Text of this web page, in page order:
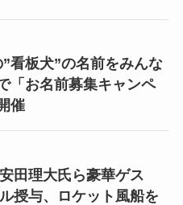
看板犬”の名前をみんな
「お名前募集キャンペ
催
田理大氏ら豪華ゲス
授与、ロケット風船を